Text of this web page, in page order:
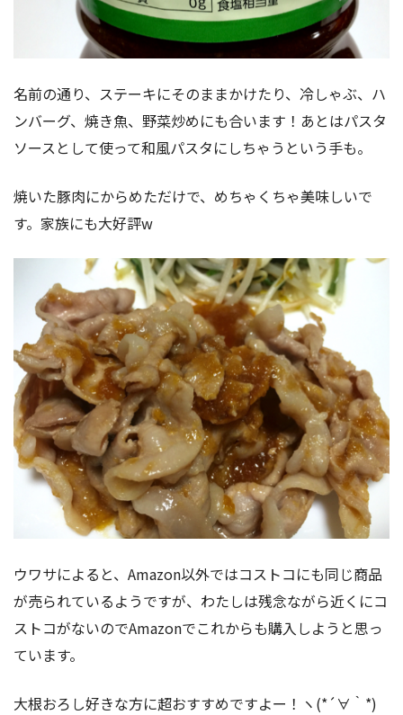
名前の通り、ステーキにそのままかけたり、冷しゃぶ、ハ
ンバーグ、焼き魚、野菜炒めにも合います！あとはパスタ
ソースとして使って和風パスタにしちゃうという手も。
焼いた豚肉にからめただけで、めちゃくちゃ美味しいで
す。家族にも大好評w
ウワサによると、Amazon以外ではコストコにも同じ商品
が売られているようですが、わたしは残念ながら近くにコ
ストコがないのでAmazonでこれからも購入しようと思っ
ています。
大根おろし好きな方に超おすすめですよー！ヽ(*´∀｀*)